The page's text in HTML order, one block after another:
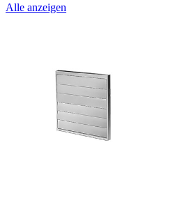
Alle anzeigen